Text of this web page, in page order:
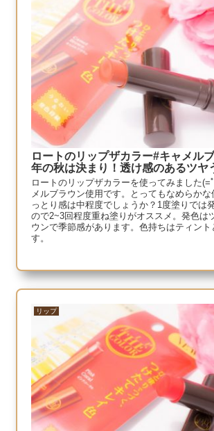
ロートのリップザカラー#キャメル
年の秋は決まり！透け感のあるツヤ
ロートのリップザカラーを使ってみました(=
メルブラウン使用です。とってもなめらかな
っとり感は中程度でしょうか？1度塗りでは
ので2~3回程度重ね塗りがオススメ。発色は
ウンで季節感があります。色持ちはティン
す。
リップ